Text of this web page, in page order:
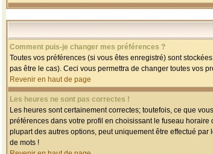
Comment puis-je changer mes préférences ?
Toutes vos préférences (si vous êtes enregistré) sont
pas être le cas). Ceci vous permettra de changer toutes vos
Revenir en haut de page
Les heures ne sont pas correctes !
Les heures sont certainement correctes; toutefois, ce que
préférences dans votre profil en choisissant le fuseau
plupart des autres options, peut uniquement être effectué
de mots !